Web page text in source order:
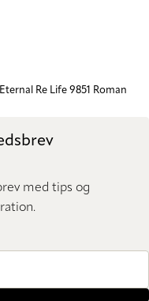
Eternal Re Life 9851 Roman
med tips og